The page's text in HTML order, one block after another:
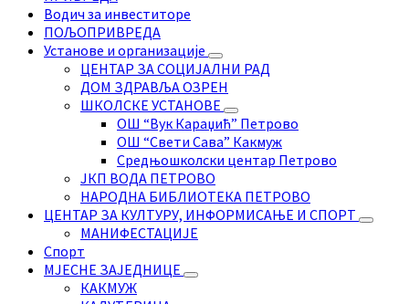
Водич за инвеститоре
ПОЉОПРИВРЕДА
Установе и организације
ЦЕНТАР ЗА СОЦИЈАЛНИ РАД
ДОМ ЗДРАВЉА ОЗРЕН
ШКОЛСКЕ УСТАНОВЕ
ОШ “Вук Караџић” Петрово
ОШ “Свети Сава” Какмуж
Средњошколски центар Петрово
ЈКП ВОДА ПЕТРОВО
НАРОДНА БИБЛИОТЕКА ПЕТРОВО
ЦЕНТАР ЗА КУЛТУРУ, ИНФОРМИСАЊЕ И СПОРТ
МАНИФЕСТАЦИЈЕ
Спорт
МЈЕСНЕ ЗАЈЕДНИЦЕ
КАКМУЖ